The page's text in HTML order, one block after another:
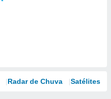
Radar de Chuva Satélites